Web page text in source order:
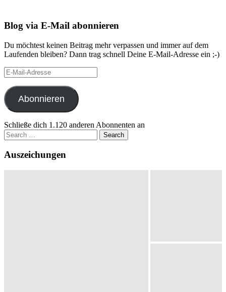
Blog via E-Mail abonnieren
Du möchtest keinen Beitrag mehr verpassen und immer auf dem
Laufenden bleiben? Dann trag schnell Deine E-Mail-Adresse ein ;-)
E-
Mail-
Adresse
Abonnieren
Schließe dich 1.120 anderen Abonnenten an
Search
for:
Auszeichungen